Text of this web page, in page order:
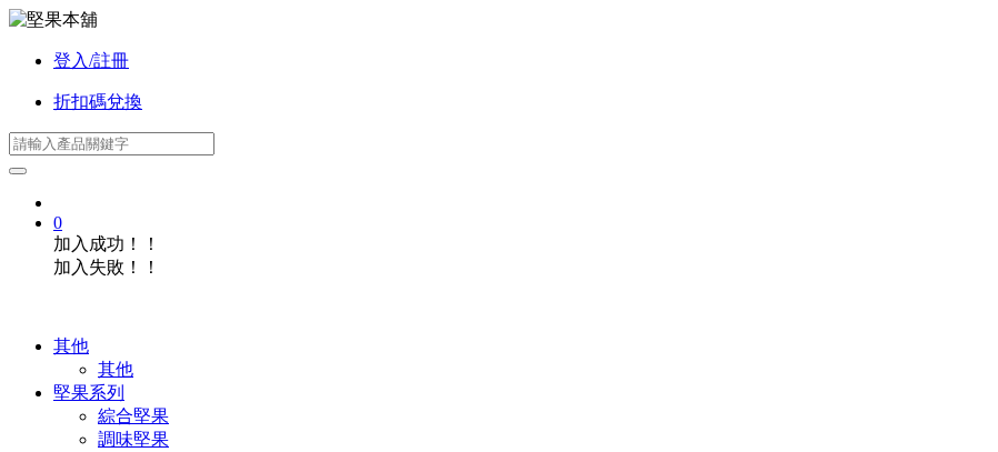
登入/註冊
折扣碼兌換
0
加入成功！！
加入失敗！！
其他
其他
堅果系列
綜合堅果
調味堅果